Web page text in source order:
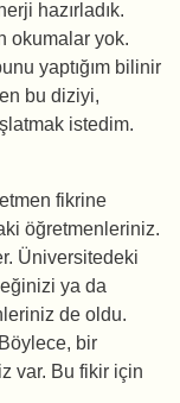
hazırladık.
okumalar yok.
yaptığım bilinir
bu diziyi,
istedim.
fikrine
öğretmenleriniz.
Üniversitedeki
ya da
de oldu.
bir
var. Bu fikir için